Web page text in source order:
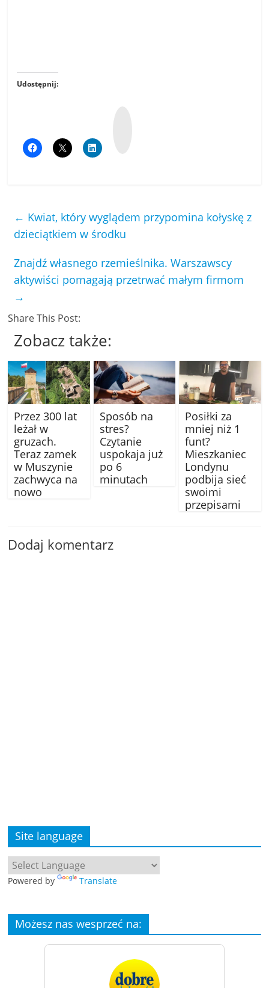
Udostępnij:
← Kwiat, który wyglądem przypomina kołyskę z
dzieciątkiem w środku
Znajdź własnego rzemieślnika. Warszawscy
aktywiści pomagają przetrwać małym firmom
→
Share This Post:
Zobacz także:
Przez 300 lat
leżał w
gruzach.
Teraz zamek
w Muszynie
zachwyca na
nowo
Sposób na
stres?
Czytanie
uspokaja już
po 6
minutach
Posiłki za
mniej niż 1
funt?
Mieszkaniec
Londynu
podbija sieć
swoimi
przepisami
Dodaj komentarz
Site language
Powered by Translate
Możesz nas wesprzeć na: